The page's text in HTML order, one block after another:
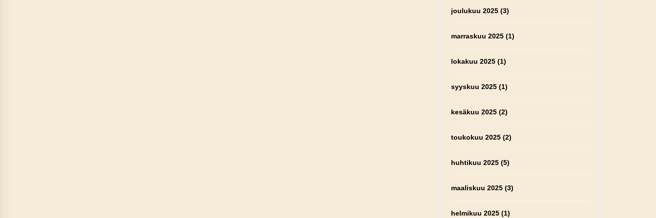
joulukuu 2025 (3)
marraskuu 2025 (1)
lokakuu 2025 (1)
syyskuu 2025 (1)
kesäkuu 2025 (2)
toukokuu 2025 (2)
huhtikuu 2025 (5)
maaliskuu 2025 (3)
helmikuu 2025 (1)